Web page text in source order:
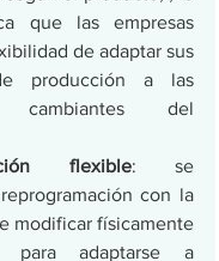
que las empresas
de adaptar sus
producción a las
cambiantes del
flexible: se
con la
modificar físicamente
para adaptarse a